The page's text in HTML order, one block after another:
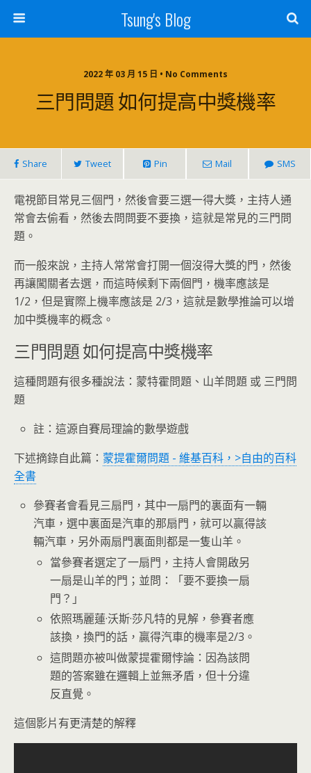
Tsung's Blog
2022 年 03 月 15 日 • No Comments
三門問題 如何提高中獎機率
Share Tweet Pin Mail SMS
電視節目常見三個門，然後會要三選一得大獎，主持人通
常會去偷看，然後去問問要不要換，這就是常見的三門問
題。
而一般來說，主持人常常會打開一個沒得大獎的門，然後
再讓闖關者去選，而這時候剩下兩個門，機率應該是
1/2，但是實際上機率應該是 2/3，這就是數學推論可以增
加中獎機率的概念。
三門問題 如何提高中獎機率
這種問題有很多種說法：蒙特霍問題、山羊問題 或 三門問
題
註：這源自賽局理論的數學遊戲
下述摘錄自此篇： 蒙提霍爾問題 - 維基百科，>自由的百科
全書
參賽者會看見三扇門，其中一扇門的裏面有一輛
汽車，選中裏面是汽車的那扇門，就可以贏得該
輛汽車，另外兩扇門裏面則都是一隻山羊。
當參賽者選定了一扇門，主持人會開啟另
一扇是山羊的門；並問：「要不要換一扇
門？」
依照瑪麗蓮·沃斯·莎凡特的見解，參賽者應
該換，換門的話，贏得汽車的機率是2/3。
這問題亦被叫做蒙提霍爾悖論：因為該問
題的答案雖在邏輯上並無矛盾，但十分違
反直覺。
這個影片有更清楚的解釋